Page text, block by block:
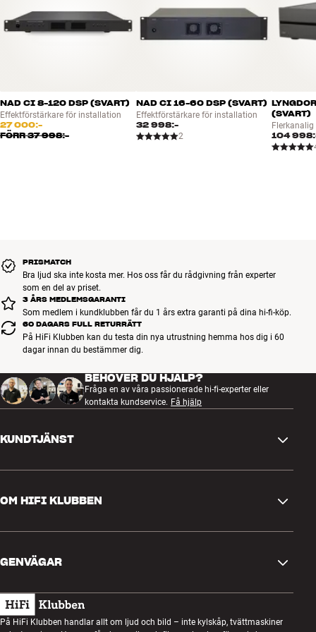
Till Phoenix-terminalerna på denna förstärkare bör du endast
använda högtalarkablar av Solid core-typ eller motsvarande som är
avsedd att användas i installationer, t.ex. något från AudioQuest
Mer från NAD
NAD CI 8-120 DSP (SVART)
Effektförstärkare för installation
27 000:-
FÖRR37 998:-
NAD CI 16-60 DSP (SVART)
Effektförstärkare för installation
32 998:-
2
(SVART)
104
PRISMATCH
Bra ljud ska inte kosta mer. Hos oss får du rådgivning från experter
som en del av priset.
3 ÅRS MEDLEMSGARANTI
Som medlem i kundklubben får du 1 års extra garanti på dina hi-fi-köp.
60 DAGARS FULL RETURRÄTT
På HiFi Klubben kan du testa din nya utrustning hemma hos dig i 60
dagar innan du bestämmer dig.
BEHÖVER DU HJÄLP?
Fråga en av våra passionerade hi-fi-experter eller
kontakta kundservice. Få hjälp
KUNDTJÄNST
Retur och reklamation
Ångra beställning
Köpvillkor
OM HIFI KLUBBEN
Kundklubb
Lyssnarkväll
GENVÄGAR
Presentkort
På HiFi Klubben handlar allt om ljud och bild – inte kylskåp, tvättmaskiner